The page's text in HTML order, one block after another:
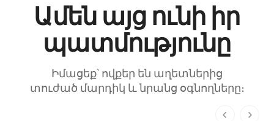
Ամեն այց ունի իր
պատմությունը
Իմացեք՝ ովքեր են աղետներից
տուժած մարդիկ և նրանց օգնողները։